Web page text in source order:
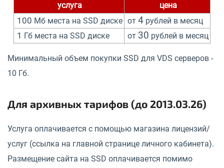
услуга цена
100 Мб места на SSD диске от 4 рублей в месяц
1 Гб места на SSD диске от 30 рублей в месяц
Минимальный объем покупки SSD для VDS серверов -
10 Гб.
Для архивных тарифов (до 2013.03.26)
Услуга оплачивается с помощью магазина лицензий/
услуг (ссылка на главной странице личного кабинета).
Размещение сайта на SSD оплачивается помимо